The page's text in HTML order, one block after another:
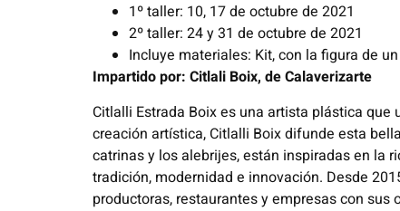
1º taller: 10, 17 de octubre de 2021
2º taller: 24 y 31 de octubre de 2021
Incluye materiales: Kit, con la figura de
Impartido por: Citlali Boix, de Calaverizarte
Citlalli Estrada Boix es una artista plástica
creación artística, Citlalli Boix difunde esta
catrinas y los alebrijes, están inspiradas en la
tradición, modernidad e innovación. Desde
productoras, restaurantes y empresas con